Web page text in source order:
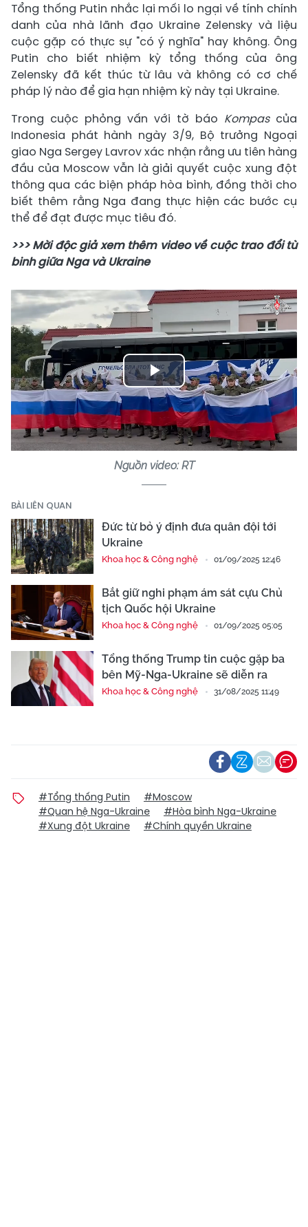
Tổng thống Putin nhắc lại mối lo ngại về tính chính
danh của nhà lãnh đạo Ukraine Zelensky và liệu
cuộc gặp có thực sự "có ý nghĩa" hay không. Ông
Putin cho biết nhiệm kỳ tổng thống của ông
Zelensky đã kết thúc từ lâu và không có cơ chế
pháp lý nào để gia hạn nhiệm kỳ này tại Ukraine.
Trong cuộc phỏng vấn với tờ báo Kompascủa
Indonesia phát hành ngày 3/9, Bộ trưởng Ngoại
giao Nga Sergey Lavrov xác nhận rằng ưu tiên hàng
đầu của Moscow vẫn là giải quyết cuộc xung đột
thông qua các biện pháp hòa bình, đồng thời cho
biết thêm rằng Nga đang thực hiện các bước cụ
thể để đạt được mục tiêu đó.
>>> Mời độc giả xem thêm video về cuộc trao đổi tù
binh giữa Nga và Ukraine
Play
Video
Nguồn video: RT
BÀI LIÊN QUAN
Đức từ bỏ ý định đưa quân đội tới
Ukraine
Khoa học & Công nghệ 01/09/2025 12:46
Bắt giữ nghi phạm ám sát cựu Chủ
tịch Quốc hội Ukraine
Khoa học & Công nghệ 01/09/2025 05:05
Tổng thống Trump tin cuộc gặp ba
bên Mỹ-Nga-Ukraine sẽ diễn ra
Khoa học & Công nghệ 31/08/2025 11:49
#Tổng thống Putin
#Moscow
#Quan hệ Nga-Ukraine
#Hòa bình Nga-Ukraine
#Xung đột Ukraine
#Chính quyền Ukraine